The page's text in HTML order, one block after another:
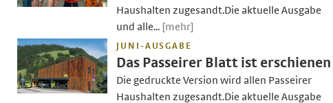
Haushalten zugesandt.Die aktuelle Ausgabe
und alle... [mehr]
JUNI-AUSGABE
Das Passeirer Blatt ist erschienen
Die gedruckte Version wird allen Passeirer
Haushalten zugesandt.Die aktuelle Ausgabe